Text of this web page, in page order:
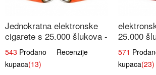
Jednokratna elektronske
cigarete s 25.000 šlukova -
Mango & Ananas |
Egzotična Voćna
Mješavina
543 Prodano Recenzije
kupaca(13)
25.000
Led |
Okus
571
kupaca(23)